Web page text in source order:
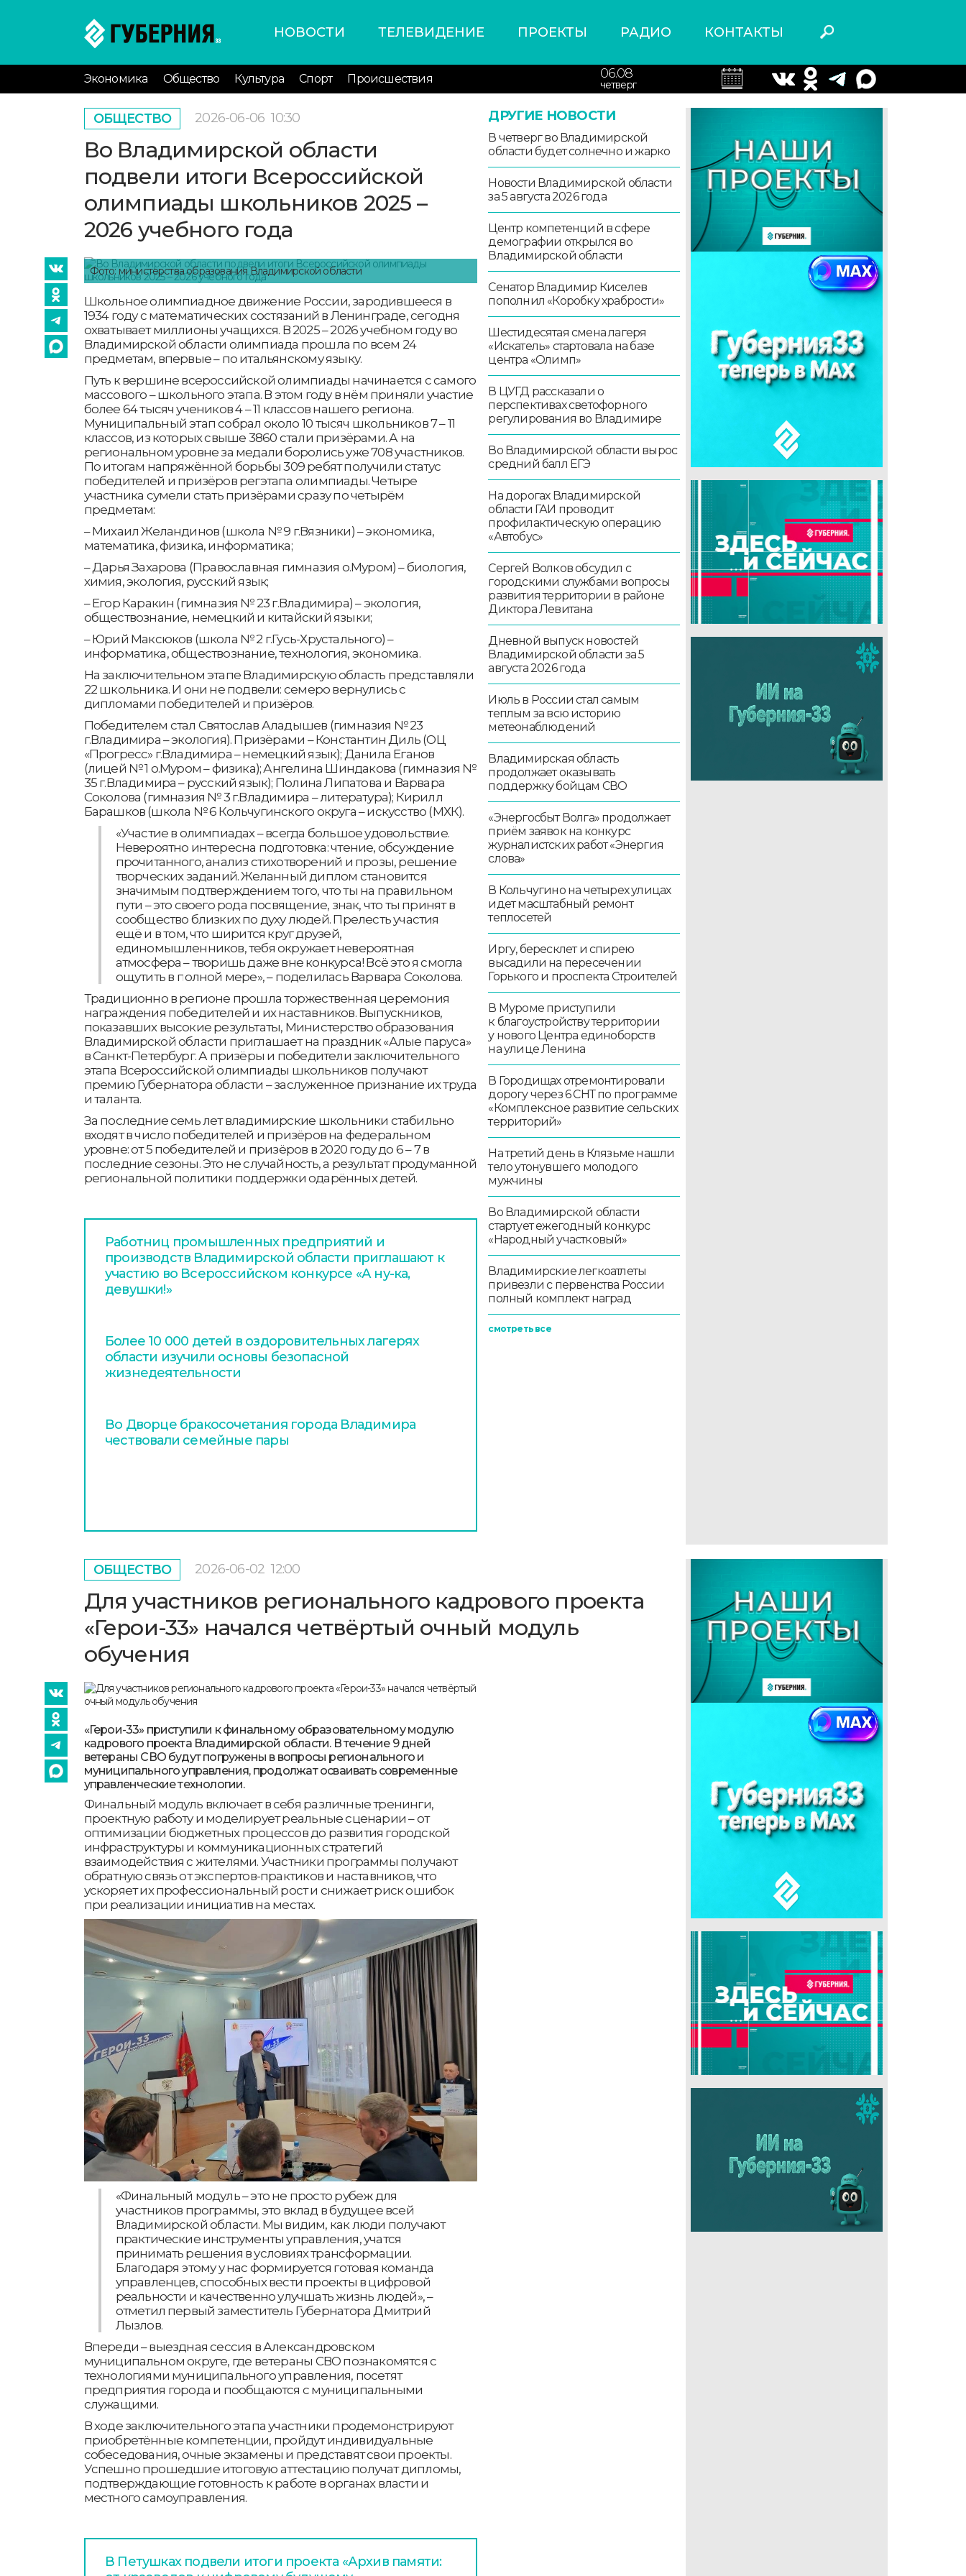
НОВОСТИ ТЕЛЕВИДЕНИЕ ПРОЕКТЫ РАДИО КОНТАКТЫ
Экономика Общество Культура Спорт Происшествия 06.08
четверг
ОБЩЕСТВО 2026-06-06 10:30
Во Владимирской области
подвели итоги Всероссийской
олимпиады школьников 2025 –
2026 учебного года
Фото: министерства образования Владимирской области
Школьное олимпиадное движение России, зародившееся в
1934 году с математических состязаний в Ленинграде, сегодня
охватывает миллионы учащихся. В 2025 – 2026 учебном году во
Владимирской области олимпиада прошла по всем 24
предметам, впервые – по итальянскому языку.
Путь к вершине всероссийской олимпиады начинается с самого
массового – школьного этапа. В этом году в нём приняли участие
более 64 тысяч учеников 4 – 11 классов нашего региона.
Муниципальный этап собрал около 10 тысяч школьников 7 – 11
классов, из которых свыше 3860 стали призёрами. А на
региональном уровне за медали боролись уже 708 участников.
По итогам напряжённой борьбы 309 ребят получили статус
победителей и призёров регэтапа олимпиады. Четыре
участника сумели стать призёрами сразу по четырём
предметам:
– Михаил Желандинов (школа № 9 г.Вязники) – экономика,
математика, физика, информатика;
– Дарья Захарова (Православная гимназия о.Муром) – биология,
химия, экология, русский язык;
– Егор Каракин (гимназия № 23 г.Владимира) – экология,
обществознание, немецкий и китайский языки;
– Юрий Максюков (школа № 2 г.Гусь-Хрустального) –
информатика, обществознание, технология, экономика.
На заключительном этапе Владимирскую область представляли
22 школьника. И они не подвели: семеро вернулись с
дипломами победителей и призёров.
Победителем стал Святослав Аладышев (гимназия № 23
г.Владимира – экология). Призёрами – Константин Диль (ОЦ
«Прогресс» г.Владимира – немецкий язык); Данила Еганов
(лицей № 1 о.Муром – физика); Ангелина Шиндакова (гимназия №
35 г.Владимира – русский язык); Полина Липатова и Варвара
Соколова (гимназия № 3 г.Владимира – литература); Кирилл
Барашков (школа № 6 Кольчугинского округа – искусство (МХК).
«Участие в олимпиадах – всегда большое удовольствие.
Невероятно интересна подготовка: чтение, обсуждение
прочитанного, анализ стихотворений и прозы, решение
творческих заданий. Желанный диплом становится
значимым подтверждением того, что ты на правильном
пути – это своего рода посвящение, знак, что ты принят в
сообщество близких по духу людей. Прелесть участия
ещё и в том, что ширится круг друзей,
единомышленников, тебя окружает невероятная
атмосфера – творишь даже вне конкурса! Всё это я смогла
ощутить в полной мере», – поделилась Варвара Соколова.
Традиционно в регионе прошла торжественная церемония
награждения победителей и их наставников. Выпускников,
показавших высокие результаты, Министерство образования
Владимирской области приглашает на праздник «Алые паруса»
в Санкт-Петербург. А призёры и победители заключительного
этапа Всероссийской олимпиады школьников получают
премию Губернатора области – заслуженное признание их труда
и таланта.
За последние семь лет владимирские школьники стабильно
входят в число победителей и призёров на федеральном
уровне: от 5 победителей и призёров в 2020 году до 6 – 7 в
последние сезоны. Это не случайность, а результат продуманной
региональной политики поддержки одарённых детей.
Работниц промышленных предприятий и
производств Владимирской области приглашают к
участию во Всероссийском конкурсе «А ну-ка,
девушки!»
Более 10 000 детей в оздоровительных лагерях
области изучили основы безопасной
жизнедеятельности
Во Дворце бракосочетания города Владимира
чествовали семейные пары
ДРУГИЕ НОВОСТИ
В четверг во Владимирской
области будет солнечно и жарко
Новости Владимирской области
за 5 августа 2026 года
Центр компетенций в сфере
демографии открылся во
Владимирской области
Сенатор Владимир Киселев
пополнил «Коробку храбрости»
Шестидесятая смена лагеря
«Искатель» стартовала на базе
центра «Олимп»
В ЦУГД рассказали о
перспективах светофорного
регулирования во Владимире
Во Владимирской области вырос
средний балл ЕГЭ
На дорогах Владимирской
области ГАИ проводит
профилактическую операцию
«Автобус»
Сергей Волков обсудил с
городскими службами вопросы
развития территории в районе
Диктора Левитана
Дневной выпуск новостей
Владимирской области за 5
августа 2026 года
Июль в России стал самым
теплым за всю историю
метеонаблюдений
Владимирская область
продолжает оказывать
поддержку бойцам СВО
«Энергосбыт Волга» продолжает
приём заявок на конкурс
журналистских работ «Энергия
слова»
В Кольчугино на четырех улицах
идет масштабный ремонт
теплосетей
Иргу, бересклет и спирею
высадили на пересечении
Горького и проспекта Строителей
В Муроме приступили
к благоустройству территории
у нового Центра единоборств
на улице Ленина
В Городищах отремонтировали
дорогу через 6 СНТ по программе
«Комплексное развитие сельских
территорий»
На третий день в Клязьме нашли
тело утонувшего молодого
мужчины
Во Владимирской области
стартует ежегодный конкурс
«Народный участковый»
Владимирские легкоатлеты
привезли с первенства России
полный комплект наград
смотреть все
ОБЩЕСТВО 2026-06-02 12:00
Для участников регионального кадрового проекта
«Герои-33» начался четвёртый очный модуль
обучения
«Герои-33» приступили к финальному образовательному модулю
кадрового проекта Владимирской области. В течение 9 дней
ветераны СВО будут погружены в вопросы регионального и
муниципального управления, продолжат осваивать современные
управленческие технологии.
Финальный модуль включает в себя различные тренинги,
проектную работу и моделирует реальные сценарии – от
оптимизации бюджетных процессов до развития городской
инфраструктуры и коммуникационных стратегий
взаимодействия с жителями. Участники программы получают
обратную связь от экспертов-практиков и наставников, что
ускоряет их профессиональный рост и снижает риск ошибок
при реализации инициатив на местах.
«Финальный модуль – это не просто рубеж для
участников программы, это вклад в будущее всей
Владимирской области. Мы видим, как люди получают
практические инструменты управления, учатся
принимать решения в условиях трансформации.
Благодаря этому у нас формируется готовая команда
управленцев, способных вести проекты в цифровой
реальности и качественно улучшать жизнь людей», –
отметил первый заместитель Губернатора Дмитрий
Лызлов.
Впереди – выездная сессия в Александровском
муниципальном округе, где ветераны СВО познакомятся с
технологиями муниципального управления, посетят
предприятия города и пообщаются с муниципальными
служащими.
В ходе заключительного этапа участники продемонстрируют
приобретённые компетенции, пройдут индивидуальные
собеседования, очные экзамены и представят свои проекты.
Успешно прошедшие итоговую аттестацию получат дипломы,
подтверждающие готовность к работе в органах власти и
местного самоуправления.
В Петушках подвели итоги проекта «Архив памяти: